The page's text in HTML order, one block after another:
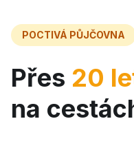
POCTIVÁ PŮJČOVNA
Přes 20
na